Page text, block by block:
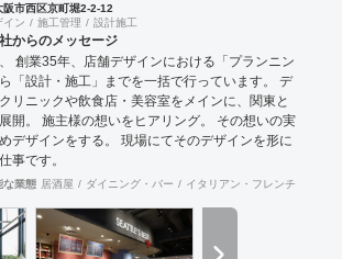
阪市西区京町堀2-2-12
イン
施工管理 設計施工
からのメッセージ
創業35年、店舗デザインにおける「プランニン
「設計・施工」までを一括で行っています。 デ
リニックや飲食店・美容室をメインに、関東と
開。 施主様の想いをヒアリング。 その想いの実
デザインをする。 現場にてそのデザインを形に
事です。
な業態 居酒屋 ダイニング・バー イタリアン・フレンチ